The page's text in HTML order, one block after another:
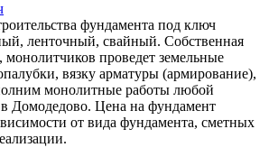
фундамента под ключ
ленточный, свайный. Собственная
монолитчиков проведет земельные
вязку арматуры (армирование),
монолитные работы любой
Домодедово. Цена на фундамент
от вида фундамента, сметных